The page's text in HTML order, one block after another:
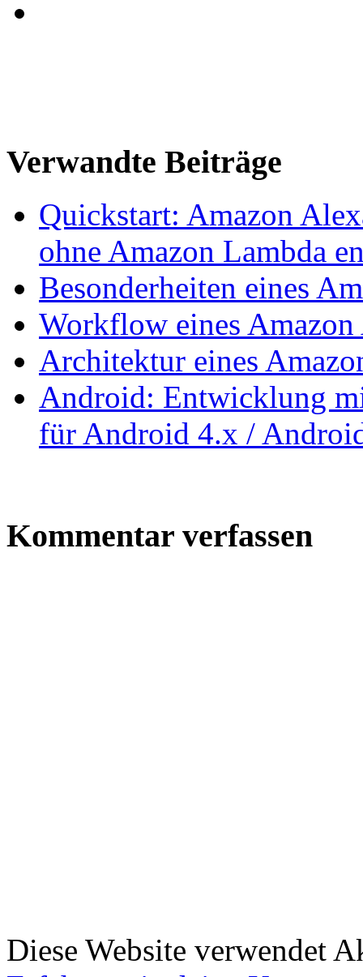
Verwandte Beiträge
Quickstart: Amazon
ohne Amazon Lambda
Besonderheiten eines
Workflow eines
Architektur eines
Android: Entwicklung
für Android 4.x /
Kommentar verfassen
Diese Website verwendet